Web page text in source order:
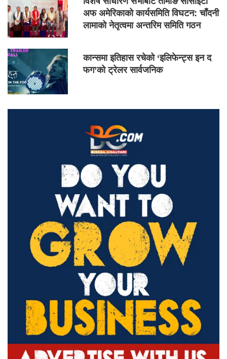
अफ अमेरिकाको कार्यसमिति विघटन: चाँदनी
लामाको नेतृत्वमा अन्तरिम समिति गठन
कान्समा इतिहास रचेको ‘इलिफेन्ट्स इन द
फग’को ट्रेलर सार्वजनिक